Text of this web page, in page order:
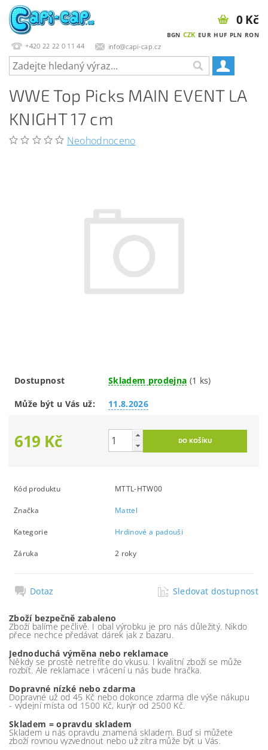
+420 22 22 0 11 44 info@capi-cap.cz
BGN CZK EUR HUF PLN RON
0 Kč
WWE Top Picks MAIN EVENT LA
KNIGHT 17 cm
Neohodnoceno
Dostupnost Skladem prodejna (1 ks)
Může být u Vás už: 11.8.2026
619 Kč
Kód produktu MTTL-HTW00
Značka Mattel
Kategorie Hrdinové a padouši
Záruka 2 roky
Dotaz Sledovat dostupnost
Zboží bezpečně zabaleno
Zboží balíme pečlivě. I obal výrobku je pro nás důležitý. Nikdo
přece nechce předávat dárek jak z bazaru.
Jednoduchá výměna nebo reklamace
Někdy se prostě netrefíte do vkusu. I kvalitní zboží se může
rozbít. Ale reklamace i vrácení u nás bude hračka.
Dopravné nízké nebo zdarma
Dopravné už od 45 Kč nebo dokonce zdarma dle výše nákupu
- výdejní místa od 1500 Kč, kurýr od 2500 Kč.
Skladem = opravdu skladem
Skladem u nás opravdu znamená skladem. Buď si můžete
zboží rovnou vyzvednout nebo už zítra může být u Vás.